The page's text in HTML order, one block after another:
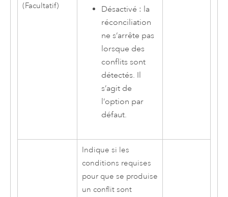
(Facultatif)
Désactivé : la
réconciliation
ne s’arrête pas
lorsque des
conflits sont
détectés. Il
s’agit de
l’option par
défaut.
Indique si les
conditions requises
pour que se produise
un conflit sont